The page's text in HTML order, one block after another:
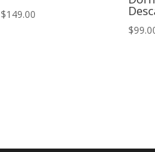
$149.00
$